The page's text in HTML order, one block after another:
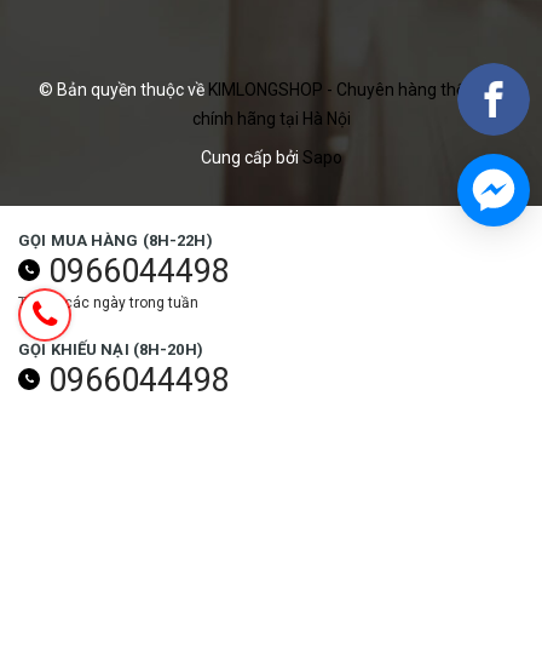
© Bản quyền thuộc về KIMLONGSHOP - Chuyên hàng thể thao
chính hãng tại Hà Nội
Cung cấp bởi Sapo
GỌI MUA HÀNG (8H-22H)
0966044498
Tất cả các ngày trong tuần
GỌI KHIẾU NẠI (8H-20H)
0966044498